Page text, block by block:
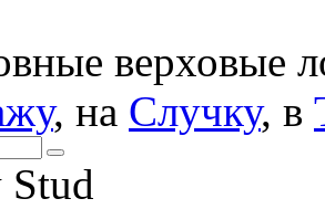
верховые
, на Случку, в
Stud